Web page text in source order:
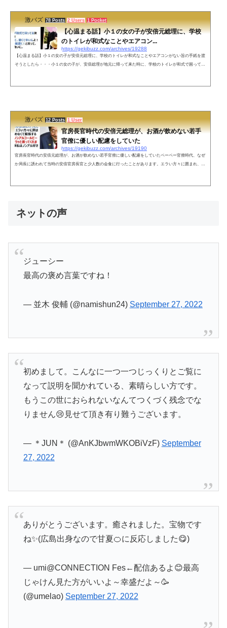
激バズ 78 Posts 2 Users 1 Pocket
【心温まる話】小１の女の子が安倍元総理に、学校
のトイレが和式なことやエアコン...
https://gekibuzz.com/archives/19288
【心温まる話】小１の女の子が安倍元総理に、学校のトイレが和式なことやエアコンがない旨の手紙を渡
そうとしたら・・・小１の女の子が、安倍総理が地元に帰って来た時に、学校のトイレが和式で困ってい
激バズ 12 Posts 1 User
官房長官時代の安倍元総理が、お酒が飲めない若手
官僚に優しい配慮をしていた
https://gekibuzz.com/archives/19190
官房長官時代の安倍元総理が、お酒が飲めない若手官僚に優しい配慮をしていたペーペー官僚時代、なぜ
か局長に誘われて当時の安倍官房長官と少人数の会食に行ったことがあります。エラい方々に囲まれ、お
ネットの声
ジューシー
最高の褒め言葉ですね！
— 並木 俊輔 (@namishun24) September 27, 2022
初めまして。こんなに一つ一つじっくりとご覧に
なって説明を聞かれている、素晴らしい方です。
もうこの世におられないなんてつくづく残念でな
りません😢見せて頂き有り難うございます。
— ＊JUN＊ (@AnKJbwmWKOBiVzF) September
27, 2022
ありがとうございます。癒されました。宝物です
ね✨(広島出身なので甘夏🍊に反応しました😋)
— umi@CONNECTION Fes←配信あるよ😊最高
じゃけん見た方がいいよ～幸盛だよ～🥳
(@umelao) September 27, 2022